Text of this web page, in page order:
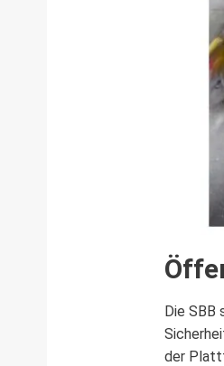
Die SBB
der